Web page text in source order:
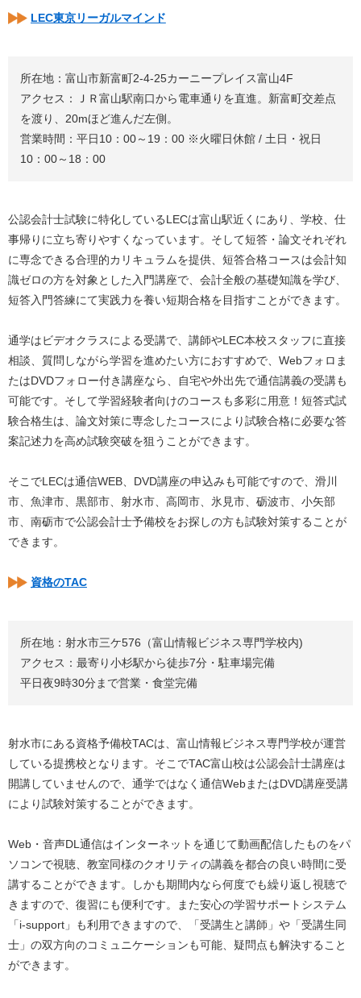
LEC東京リーガルマインド
所在地：富山市新富町2-4-25カーニープレイス富山4F
アクセス：ＪＲ富山駅南口から電車通りを直進。新富町交差点
を渡り、20mほど進んだ左側。
営業時間：平日10：00～19：00 ※火曜日休館 / 土日・祝日
10：00～18：00
公認会計士試験に特化しているLECは富山駅近くにあり、学校、仕
事帰りに立ち寄りやすくなっています。そして短答・論文それぞれ
に専念できる合理的カリキュラムを提供、短答合格コースは会計知
識ゼロの方を対象とした入門講座で、会計全般の基礎知識を学び、
短答入門答練にて実践力を養い短期合格を目指すことができます。
通学はビデオクラスによる受講で、講師やLEC本校スタッフに直接
相談、質問しながら学習を進めたい方におすすめで、Webフォロま
たはDVDフォロー付き講座なら、自宅や外出先で通信講義の受講も
可能です。そして学習経験者向けのコースも多彩に用意！短答式試
験合格生は、論文対策に専念したコースにより試験合格に必要な答
案記述力を高め試験突破を狙うことができます。
そこでLECは通信WEB、DVD講座の申込みも可能ですので、滑川
市、魚津市、黒部市、射水市、高岡市、氷見市、砺波市、小矢部
市、南砺市で公認会計士予備校をお探しの方も試験対策することが
できます。
資格のTAC
所在地：射水市三ケ576（富山情報ビジネス専門学校内)
アクセス：最寄り小杉駅から徒歩7分・駐車場完備
平日夜9時30分まで営業・食堂完備
射水市にある資格予備校TACは、富山情報ビジネス専門学校が運営
している提携校となります。そこでTAC富山校は公認会計士講座は
開講していませんので、通学ではなく通信WebまたはDVD講座受講
により試験対策することができます。
Web・音声DL通信はインターネットを通じて動画配信したものをパ
ソコンで視聴、教室同様のクオリティの講義を都合の良い時間に受
講することができます。しかも期間内なら何度でも繰り返し視聴で
きますので、復習にも便利です。また安心の学習サポートシステム
「i-support」も利用できますので、「受講生と講師」や「受講生同
士」の双方向のコミュニケーションも可能、疑問点も解決すること
ができます。